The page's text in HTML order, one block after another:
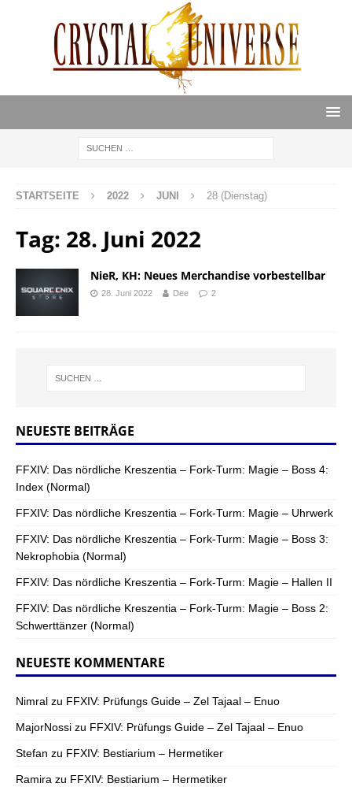
STARTSEITE 2022 JUNI 28 (Dienstag)
Tag: 28. Juni 2022
NieR, KH: Neues Merchandise vorbestellbar
28. Juni 2022 Dee 2
NEUESTE BEITRÄGE
FFXIV: Das nördliche Kreszentia – Fork-Turm: Magie – Boss 4:
Index (Normal)
FFXIV: Das nördliche Kreszentia – Fork-Turm: Magie – Uhrwerk
FFXIV: Das nördliche Kreszentia – Fork-Turm: Magie – Boss 3:
Nekrophobia (Normal)
FFXIV: Das nördliche Kreszentia – Fork-Turm: Magie – Hallen II
FFXIV: Das nördliche Kreszentia – Fork-Turm: Magie – Boss 2:
Schwerttänzer (Normal)
NEUESTE KOMMENTARE
Nimral zu FFXIV: Prüfungs Guide – Zel Tajaal – Enuo
MajorNossi zu FFXIV: Prüfungs Guide – Zel Tajaal – Enuo
Stefan zu FFXIV: Bestiarium – Hermetiker
Ramira zu FFXIV: Bestiarium – Hermetiker